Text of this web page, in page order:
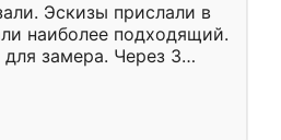
Эскизы прислали в
наиболее подходящий.
замера. Через 3
уже готова. Остались
Спасибо Ренессанс
работу!